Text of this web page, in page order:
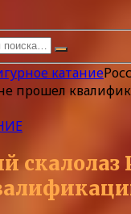
катание
не прошел
скалолаз